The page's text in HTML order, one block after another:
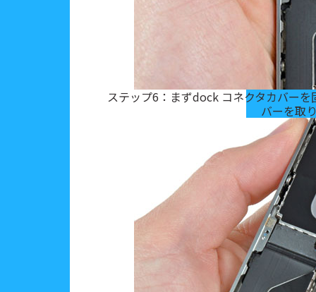
ステップ6：まずdock コネクタカバー
バーを取